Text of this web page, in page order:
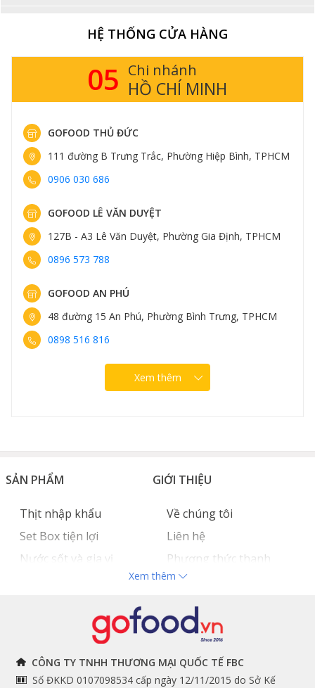
HỆ THỐNG CỬA HÀNG
05 Chi nhánh
HỒ CHÍ MINH
GOFOOD THỦ ĐỨC
111 đường B Trưng Trắc, Phường Hiệp Bình, TPHCM
0906 030 686
GOFOOD LÊ VĂN DUYỆT
127B - A3 Lê Văn Duyệt, Phường Gia Định, TPHCM
0896 573 788
GOFOOD AN PHÚ
48 đường 15 An Phú, Phường Bình Trưng, TPHCM
0898 516 816
Xem thêm
SẢN PHẨM
Thịt nhập khẩu
Set Box tiện lợi
Nước sốt và gia vị
GIỚI THIỆU
Về chúng tôi
Liên hệ
Phương thức thanh
toán
Tuyển dụng
THÔNG TIN THEO DÕI NGAY
Xem thêm
CÔNG TY TNHH THƯƠNG MẠI QUỐC TẾ FBC
Số ĐKKD 0107098534 cấp ngày 12/11/2015 do Sở Kế